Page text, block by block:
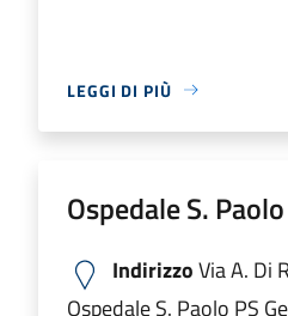
LEGGI DI PIÙ
Ospedale S.
IndirizzoVia A. Di
Ospedale S. Paolo PS